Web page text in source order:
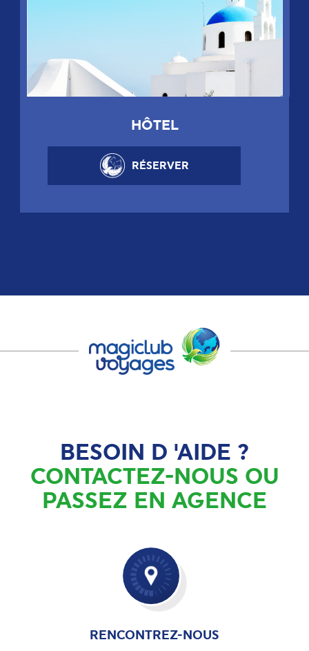
HÔTEL
RÉSERVER
BESOIN D 'AIDE ?
CONTACTEZ-NOUS OU
PASSEZ EN AGENCE
RENCONTREZ-NOUS